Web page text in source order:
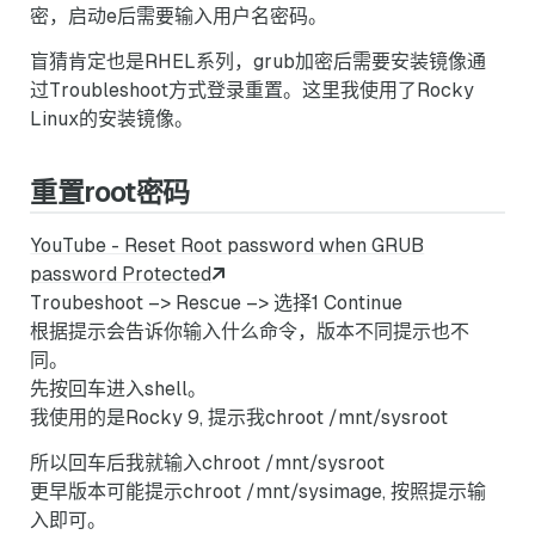
密，启动e后需要输入用户名密码。
盲猜肯定也是RHEL系列，grub加密后需要安装镜像通
过Troubleshoot方式登录重置。这里我使用了Rocky
Linux的安装镜像。
重置root密码
YouTube - Reset Root password when GRUB
password Protected
Troubeshoot –> Rescue –> 选择1 Continue
根据提示会告诉你输入什么命令，版本不同提示也不
同。
先按回车进入shell。
我使用的是Rocky 9, 提示我chroot /mnt/sysroot
所以回车后我就输入chroot /mnt/sysroot
更早版本可能提示chroot /mnt/sysimage, 按照提示输
入即可。